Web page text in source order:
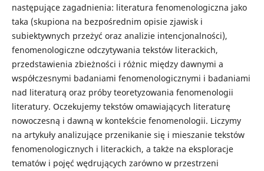
następujące zagadnienia: literatura fenomenologiczna jako
taka (skupiona na bezpośrednim opisie zjawisk i
subiektywnych przeżyć oraz analizie intencjonalności),
fenomenologiczne odczytywania tekstów literackich,
przedstawienia zbieżności i różnic między dawnymi a
współczesnymi badaniami fenomenologicznymi i badaniami
nad literaturą oraz próby teoretyzowania fenomenologii
literatury. Oczekujemy tekstów omawiających literaturę
nowoczesną i dawną w kontekście fenomenologii. Liczymy
na artykuły analizujące przenikanie się i mieszanie tekstów
fenomenologicznych i literackich, a także na eksploracje
tematów i pojęć wędrujących zarówno w przestrzeni